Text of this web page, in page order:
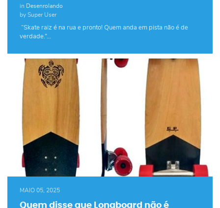
in Desenrolando
by Super User
“Skate raiz é na rua e pronto! Quem anda em pista não é de
verdade.”…
MAIO 05, 2025
Quem disse que Longboard não é